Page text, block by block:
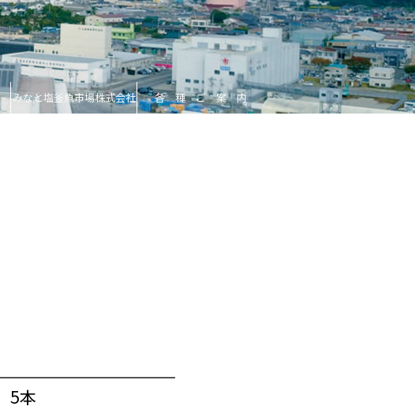
みなと塩釜魚市場株式会社 各 種 ご 案 内
5本